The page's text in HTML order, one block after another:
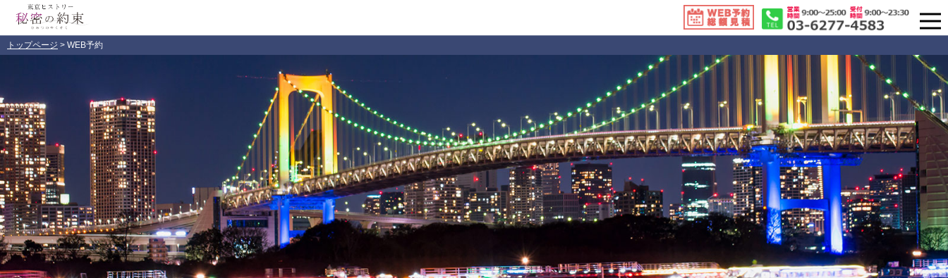
トップページ > WEB予約